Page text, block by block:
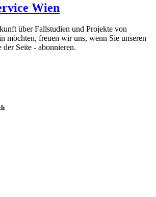
Wien
über Fallstudien und Projekte von
möchten, freuen wir uns, wenn Sie unseren
Seite - abonnieren.